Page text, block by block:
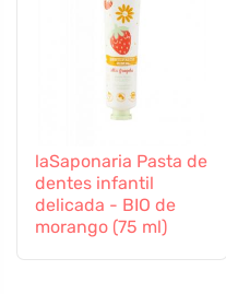
laSaponaria Pasta de
dentes infantil
delicada - BIO de
morango (75 ml)